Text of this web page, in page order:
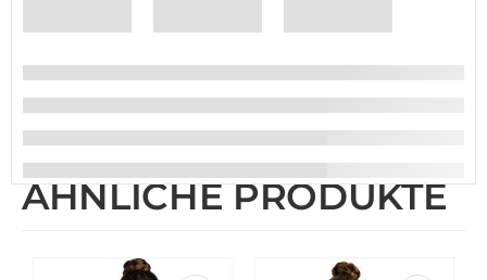
ÄHNLICHE PRODUKTE